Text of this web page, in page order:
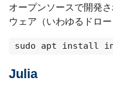
オープンソースで開発
ウェア（いわゆるドロー
sudo apt install
Julia